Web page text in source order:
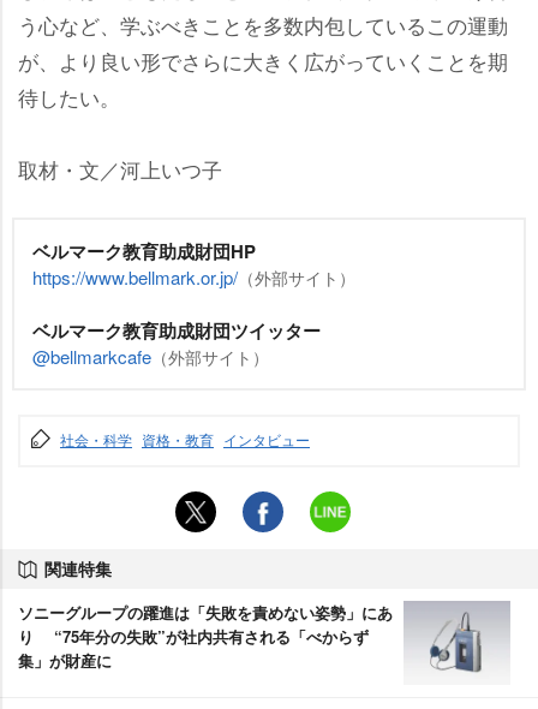
う心など、学ぶべきことを多数内包しているこの運動
が、より良い形でさらに大きく広がっていくことを期
待したい。
取材・文／河上いつ子
ベルマーク教育助成財団HP
https://www.bellmark.or.jp/ （外部サイト）
ベルマーク教育助成財団ツイッター
@bellmarkcafe （外部サイト）
社会・科学 資格・教育 インタビュー
関連特集
ソニーグループの躍進は「失敗を責めない姿勢」にあ
り “75年分の失敗”が社内共有される「べからず
集」が財産に